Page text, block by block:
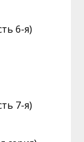
6-я)
7-я)